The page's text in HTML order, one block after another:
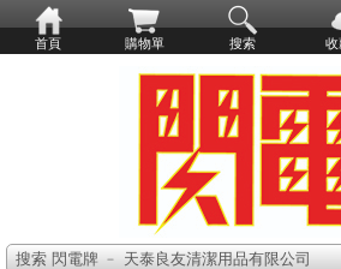
首頁 購物單 搜索 收
搜索 閃電牌 ﹣ 天泰良友清潔用品有限公司